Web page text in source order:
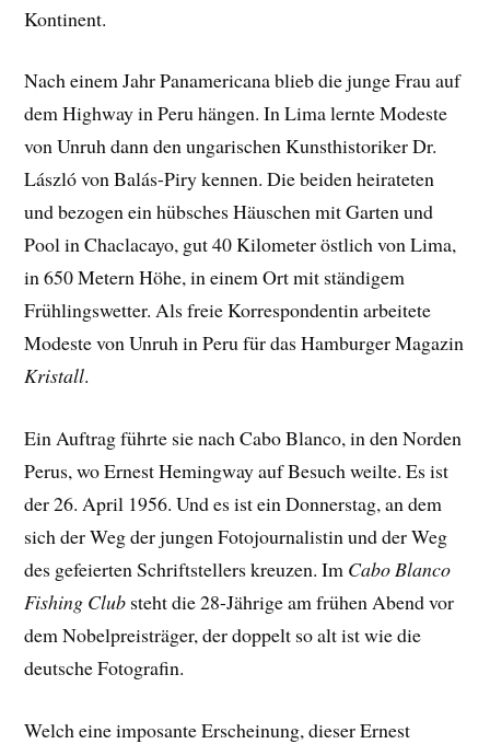
Kontinent.
Nach einem Jahr Panamericana blieb die junge Frau auf
dem Highway in Peru hängen. In Lima lernte Modeste
von Unruh dann den ungarischen Kunsthistoriker Dr.
László von Balás-Piry kennen. Die beiden heirateten
und bezogen ein hübsches Häuschen mit Garten und
Pool in Chaclacayo, gut 40 Kilometer östlich von Lima,
in 650 Metern Höhe, in einem Ort mit ständigem
Frühlingswetter. Als freie Korrespondentin arbeitete
Modeste von Unruh in Peru für das Hamburger Magazin
Kristall.
Ein Auftrag führte sie nach Cabo Blanco, in den Norden
Perus, wo Ernest Hemingway auf Besuch weilte. Es ist
der 26. April 1956. Und es ist ein Donnerstag, an dem
sich der Weg der jungen Fotojournalistin und der Weg
des gefeierten Schriftstellers kreuzen. Im Cabo Blanco
Fishing Club steht die 28-Jährige am frühen Abend vor
dem Nobelpreisträger, der doppelt so alt ist wie die
deutsche Fotografin.
Welch eine imposante Erscheinung, dieser Ernest